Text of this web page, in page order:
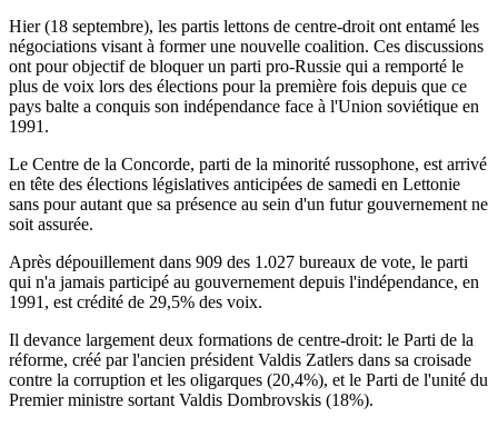
Hier (18 septembre), les partis lettons de centre-droit ont entamé les
négociations visant à former une nouvelle coalition. Ces discussions
ont pour objectif de bloquer un parti pro-Russie qui a remporté le
plus de voix lors des élections pour la première fois depuis que ce
pays balte a conquis son indépendance face à l'Union soviétique en
1991.
Le Centre de la Concorde, parti de la minorité russophone, est arrivé
en tête des élections législatives anticipées de samedi en Lettonie
sans pour autant que sa présence au sein d'un futur gouvernement ne
soit assurée.
Après dépouillement dans 909 des 1.027 bureaux de vote, le parti
qui n'a jamais participé au gouvernement depuis l'indépendance, en
1991, est crédité de 29,5% des voix.
Il devance largement deux formations de centre-droit: le Parti de la
réforme, créé par l'ancien président Valdis Zatlers dans sa croisade
contre la corruption et les oligarques (20,4%), et le Parti de l'unité du
Premier ministre sortant Valdis Dombrovskis (18%).